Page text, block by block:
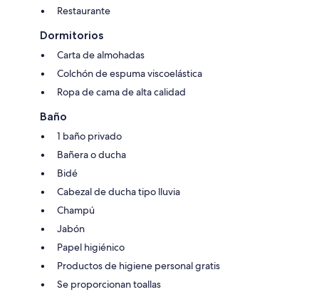
Restaurante
Dormitorios
Carta de almohadas
Colchón de espuma viscoelástica
Ropa de cama de alta calidad
Baño
1 baño privado
Bañera o ducha
Bidé
Cabezal de ducha tipo lluvia
Champú
Jabón
Papel higiénico
Productos de higiene personal gratis
Se proporcionan toallas